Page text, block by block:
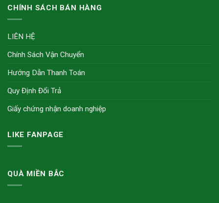
CHÍNH SÁCH BÁN HÀNG
LIÊN HỆ
Chính Sách Vận Chuyển
Hướng Dẫn Thanh Toán
Quy Định Đổi Trả
Giấy chứng nhận doanh nghiệp
LIKE FANPAGE
QUÀ MIỀN BẮC